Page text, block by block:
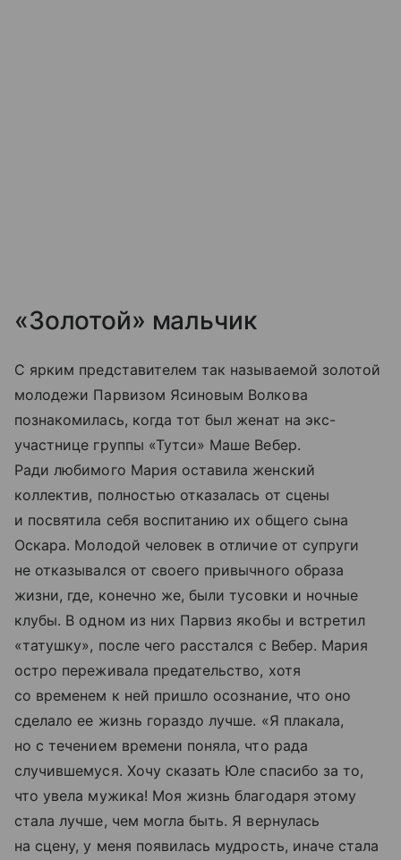
«Золотой» мальчик
С ярким представителем так называемой золотой
молодежи Парвизом Ясиновым Волкова
познакомилась, когда тот был женат на экс-
участнице группы «Тутси» Маше Вебер.
Ради любимого Мария оставила женский
коллектив, полностью отказалась от сцены
и посвятила себя воспитанию их общего сына
Оскара. Молодой человек в отличие от супруги
не отказывался от своего привычного образа
жизни, где, конечно же, были тусовки и ночные
клубы. В одном из них Парвиз якобы и встретил
«татушку», после чего расстался с Вебер. Мария
остро переживала предательство, хотя
со временем к ней пришло осознание, что оно
сделало ее жизнь гораздо лучше. «Я плакала,
но с течением времени поняла, что рада
случившемуся. Хочу сказать Юле спасибо за то,
что увела мужика! Моя жизнь благодаря этому
стала лучше, чем могла быть. Я вернулась
на сцену, у меня появилась мудрость, иначе стала